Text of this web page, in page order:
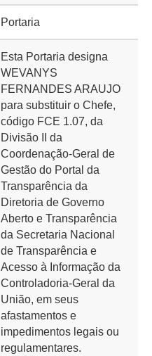
Portaria
Esta Portaria designa
WEVANYS
FERNANDES ARAUJO
para substituir o Chefe,
código FCE 1.07, da
Divisão II da
Coordenação-Geral de
Gestão do Portal da
Transparência da
Diretoria de Governo
Aberto e Transparência
da Secretaria Nacional
de Transparência e
Acesso à Informação da
Controladoria-Geral da
União, em seus
afastamentos e
impedimentos legais ou
regulamentares.